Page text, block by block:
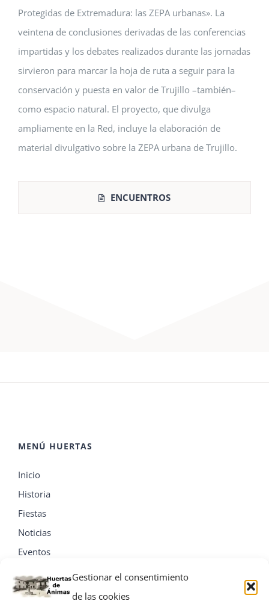
Gestionar el consentimiento
de las cookies
Protegidas de Extremadura: las ZEPA urbanas». La
veintena de conclusiones derivadas de las conferencias
impartidas y los debates realizados durante las jornadas
sirvieron para marcar la hoja de ruta a seguir para la
conservación y puesta en valor de Trujillo –también–
como espacio natural. El proyecto, que divulga
ampliamente en la Red, incluye la elaboración de
material divulgativo sobre la ZEPA urbana de Trujillo.
ENCUENTROS
MENÚ HUERTAS
Inicio
Historia
Fiestas
Noticias
Eventos